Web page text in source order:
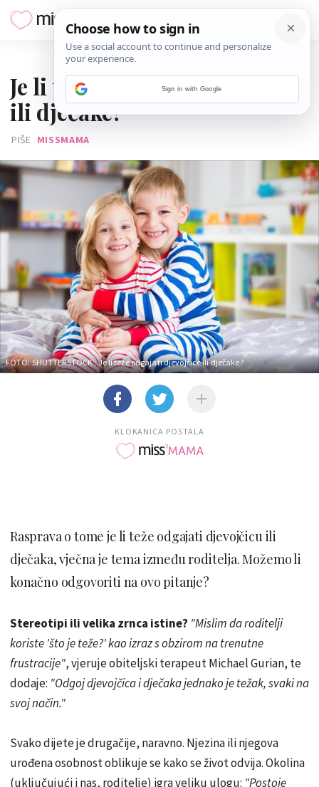
Je li teže odgajati djevojčice
ili dječake?
PIŠE MISSMAMA
FOTO: SHUTTERSTOCK; Je li teže odgajati djevojčice ili dječake?
KLOKANICA POSTALA
Rasprava o tome je li teže odgajati djevojčicu ili
dječaka, vječna je tema između roditelja. Možemo li
konačno odgovoriti na ovo pitanje?
Stereotipi ili velika zrnca istine? "Mislim da roditelji
koriste 'što je teže?' kao izraz s obzirom na trenutne
frustracije", vjeruje obiteljski terapeut Michael Gurian, te
dodaje: "Odgoj djevojčica i dječaka jednako je težak, svaki na
svoj način."
Svako dijete je drugačije, naravno. Njezina ili njegova
urođena osobnost oblikuje se kako se život odvija. Okolina
(uključujući i nas, roditelje) igra veliku ulogu: "Postoje
Sign in with Google